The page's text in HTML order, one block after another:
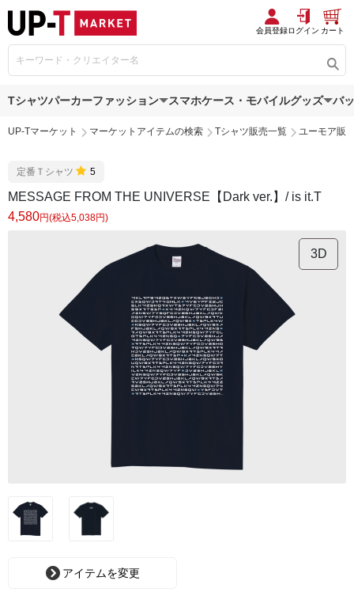
会員登録ログイン カート
Tシャツパーカーファッション スマホケース・モバイルグッズ バ
UP-Tマーケット マーケットアイテムの検索 Tシャツ販売一覧 ユーモア販
定番Ｔシャツ 5
MESSAGE FROM THE UNIVERSE【Dark ver.】/ is it.T
4,580円(税込5,038円)
3D
アイテムを変更